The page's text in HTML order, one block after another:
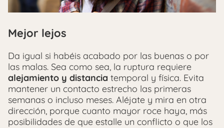
Mejor lejos
Da igual si habéis acabado por las buenas o por
las malas. Sea como sea, la ruptura requiere
alejamiento y distancia temporal y física. Evita
mantener un contacto estrecho las primeras
semanas o incluso meses. Aléjate y mira en otra
dirección, porque cuanto mayor roce haya, más
posibilidades de que estalle un conflicto o que los